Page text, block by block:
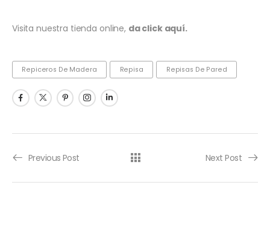
Visita nuestra tienda online, da click aquí.
Repiceros De Madera Repisa Repisas De Pared
Previous Post Next Post